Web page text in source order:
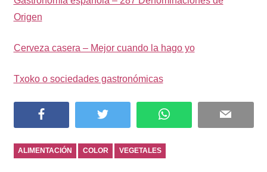
Origen
Cerveza casera – Mejor cuando la hago yo
Txoko o sociedades gastronómicas
Twitter WhatsApp Email
ALIMENTACIÓN COLOR VEGETALES